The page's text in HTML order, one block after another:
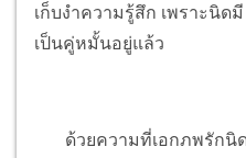
เก็บงำความรู้สึก เพราะนิดมี
เป็นคู่หมั้นอยู่แล้ว
ด้วยความที่เอกภพรักนิด